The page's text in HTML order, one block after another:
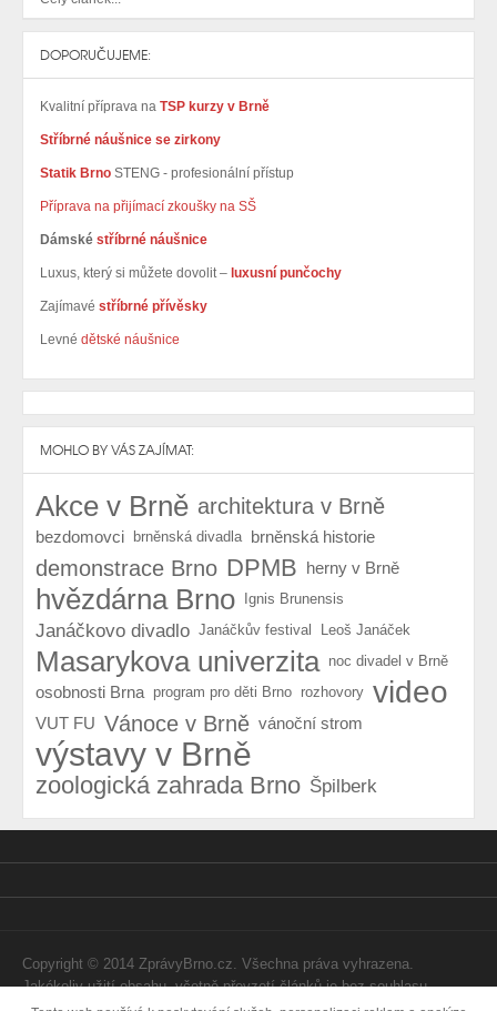
DOPORUČUJEME:
Kvalitní příprava na TSP kurzy v Brně
Stříbrné náušnice se zirkony
Statik Brno STENG - profesionální přístup
Příprava na přijímací zkoušky na SŠ
Dámské stříbrné náušnice
Luxus, který si můžete dovolit – luxusní punčochy
Zajímavé stříbrné přívěsky
Levné dětské náušnice
MOHLO BY VÁS ZAJÍMAT:
Akce v Brně architektura v Brně
bezdomovci brněnská divadla brněnská historie
demonstrace Brno DPMB herny v Brně
hvězdárna Brno Ignis Brunensis
Janáčkovo divadlo Janáčkův festival Leoš Janáček
Masarykova univerzita noc divadel v Brně
osobnosti Brna program pro děti Brno rozhovory video
VUT FU Vánoce v Brně vánoční strom
výstavy v Brně
zoologická zahrada Brno Špilberk
Copyright © 2014 ZprávyBrno.cz. Všechna práva vyhrazena.
Jakékoliv užití obsahu, včetně převzetí článků je bez souhlasu